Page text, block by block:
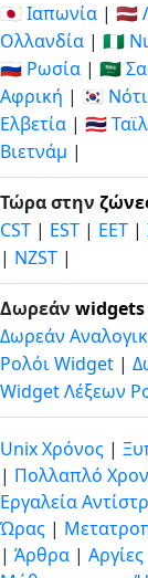
🇯🇵 Ιαπωνία | 🇱🇻
Ολλανδία | 🇳🇬
🇷🇺 Ρωσία | 🇸🇦
Αφρική | 🇰🇷
Ελβετία | 🇹🇭
Βιετνάμ |
Τώρα στην
CST | EST | EET |
| NZST |
Δωρεάν widgets
Δωρεάν
Ρολόι Widget |
Widget Λέξεων
Unix Χρόνος |
| Πολλαπλό
Εργαλεία
Ώρας |
| Άρθρα | Αργίες